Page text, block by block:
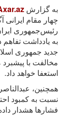
به گزارش
چهار مقام
رئیس‌جمهوری
به یادداشت تفاهم
جدید جمهوری
مخالفت با
استعفا خواهد داد.
همچنین،
نسبت به کمبود
فشارها هشدار